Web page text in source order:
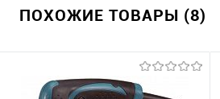
ПОХОЖИЕ ТОВАРЫ (8)